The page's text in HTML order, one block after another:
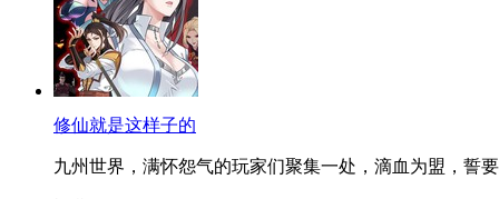
修仙就是这样子的
九州世界，满怀怨气的玩家们聚集一处，滴血为盟，誓